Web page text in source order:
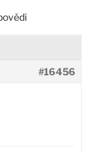
#16456